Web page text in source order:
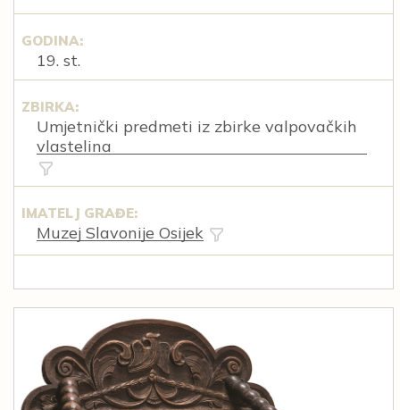
GODINA:
19. st.
ZBIRKA:
Umjetnički predmeti iz zbirke valpovačkih
vlastelina
IMATELJ GRAĐE:
Muzej Slavonije Osijek